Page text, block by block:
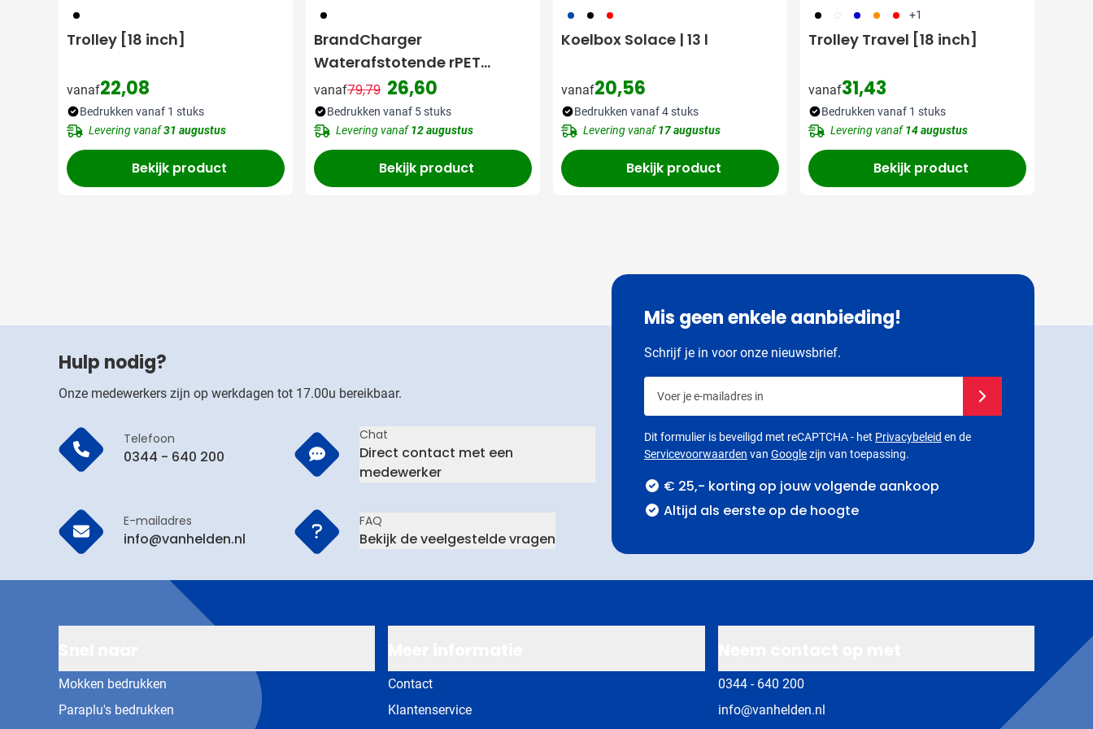
001
Trolley [18 inch]
vanaf22,08
Bedrukken vanaf 1 stuks
Levering vanaf31 augustus
Bekijk product
001
BrandCharger
Waterafstotende rPET
Laptop Rugzak Nauru [15
inch]
vanaf
Normale prijs
79,79
Speciale prijs
26,60
Bedrukken vanaf 5 stuks
Levering vanaf12 augustus
Bekijk product
023 001 008
Koelbox Solace | 13 l
vanaf20,56
Bedrukken vanaf 4 stuks
Levering vanaf17 augustus
Bekijk product
001 002 005 007 008 +1
Trolley Travel [18 inch]
vanaf31,43
Bedrukken vanaf 1 stuks
Levering vanaf14 augustus
Bekijk product
Hulp nodig?
Onze medewerkers zijn op werkdagen tot 17.00u bereikbaar.
Telefoon
0344 - 640 200
Chat
Direct contact met een
medewerker
E-mailadres
info@vanhelden.nl
FAQ
Bekijk de veelgestelde vragen
Mis geen enkele aanbieding!
Schrijf je in voor onze nieuwsbrief.
Dit formulier is beveiligd met reCAPTCHA - het Privacybeleid en de
Servicevoorwaarden van Googlezijn van toepassing.
€ 25,- korting op jouw volgende aankoop
Altijd als eerste op de hoogte
Mokken bedrukken
Paraplu's bedrukken
Contact
Klantenservice
0344 - 640 200
info@vanhelden.nl